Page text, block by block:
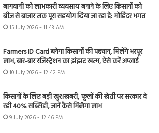
बागवानी को लाभकारी व्यवसाय बनाने के लिए किसानों को
बीज से बाजार तक पूरा सहयोग दिया जा रहा है: मोहिंदर भगत
15 July 2026 - 11:43 AM
Farmers ID Card बनेगा किसानों की पहचान, मिलेंगे भरपूर
लाभ, बार-बार रजिस्ट्रेशन का झंझट खत्म, ऐसे करें अप्लाई
10 July 2026 - 12:42 PM
किसानों के लिए बड़ी खुशखबरी, फूलों की खेती पर सरकार दे
रही 40% सब्सिडी, जानें कैसे मिलेगा लाभ
9 July 2026 - 12:46 PM